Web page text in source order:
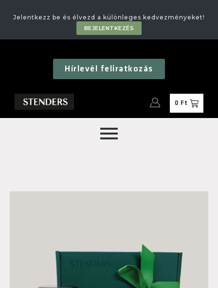
Jelentkezz be és élvezd a különleges kedvezményeket!
BEJELENTKEZÉS
Hírlevél feliratkozás
0 Ft